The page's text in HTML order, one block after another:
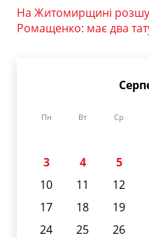
На Житомирщині
Ромащенко: має два
Пн Вт Ср
3
4 5
10
11 12
17
18 19
24
25 26